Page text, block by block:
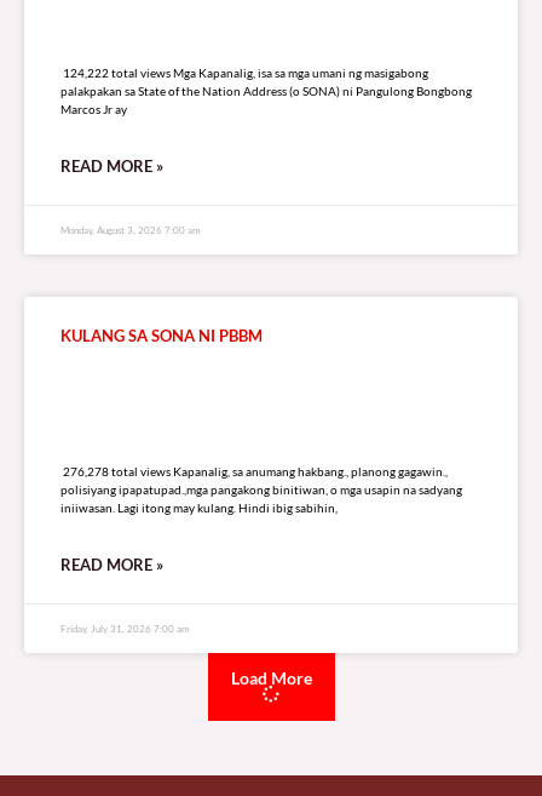
124,222 total views Mga Kapanalig, isa sa mga umani ng masigabong
palakpakan sa State of the Nation Address (o SONA) ni Pangulong Bongbong
Marcos Jr ay
READ MORE »
Monday, August 3, 2026 7:00 am
KULANG SA SONA NI PBBM
276,278 total views Kapanalig, sa anumang hakbang., planong gagawin.,
polisiyang ipapatupad.,mga pangakong binitiwan, o mga usapin na sadyang
iniiwasan. Lagi itong may kulang. Hindi ibig sabihin,
READ MORE »
Friday, July 31, 2026 7:00 am
Load More